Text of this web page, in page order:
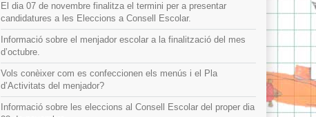
El dia 07 de novembre finalitza el termini per a presentar
candidatures a les Eleccions a Consell Escolar.
Informació sobre el menjador escolar a la finalització del mes
d’octubre.
Vols conèixer com es confeccionen els menús i el Pla
d’Activitats del menjador?
Informació sobre les eleccions al Consell Escolar del proper dia